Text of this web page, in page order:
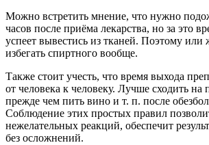
Можно встретить мнение, что нужно
часов после приёма лекарства, но за это
успеет вывестись из тканей. Поэтому или
избегать спиртного вообще.
Также стоит учесть, что время выхода
от человека к человеку. Лучше сходить на
прежде чем пить вино и т. п. после
Соблюдение этих простых правил
нежелательных реакций, обеспечит
без осложнений.